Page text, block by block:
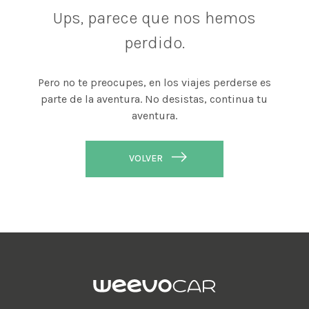
Ups, parece que nos hemos
perdido.
Pero no te preocupes, en los viajes perderse es
parte de la aventura. No desistas, continua tu
aventura.
VOLVER